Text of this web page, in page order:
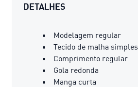
DETALHES
Modelagem regular
Tecido de malha simples
Comprimento regular
Gola redonda
Manga curta